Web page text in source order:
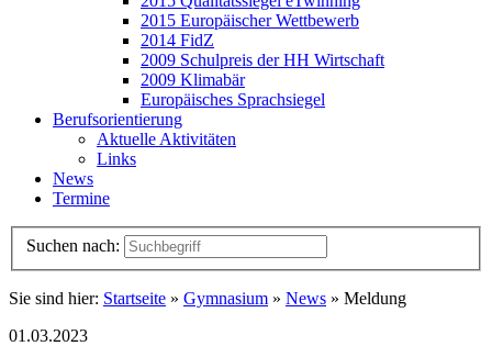
2015 Europäischer Wettbewerb
2014 FidZ
2009 Schulpreis der HH Wirtschaft
2009 Klimabär
Europäisches Sprachsiegel
Berufsorientierung
Aktuelle Aktivitäten
Links
News
Termine
Suchen nach:
Sie sind hier: Startseite » Gymnasium » News » Meldung
01.03.2023